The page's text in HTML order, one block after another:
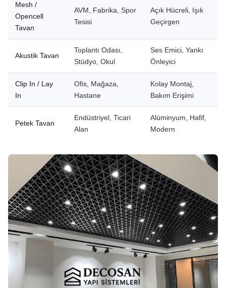
Mesh /
Opencell
Tavan
AVM, Fabrika, Spor
Tesisi
Açık Hücreli, Işık
Geçirgen
Akustik Tavan
Toplantı Odası,
Stüdyo, Okul
Ses Emici, Yankı
Önleyici
Clip In / Lay
In
Ofis, Mağaza,
Hastane
Kolay Montaj,
Bakım Erişimi
Petek Tavan
Endüstriyel, Ticari
Alan
Alüminyum, Hafif,
Modern